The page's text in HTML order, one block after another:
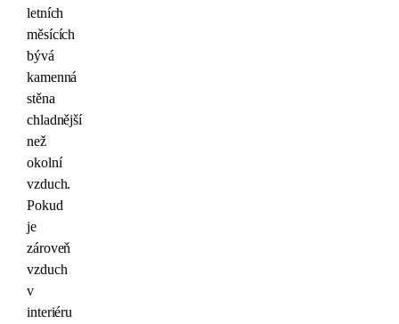
letních
měsících
bývá
kamenná
stěna
chladnější
než
okolní
vzduch.
Pokud
je
zároveň
vzduch
v
interiéru